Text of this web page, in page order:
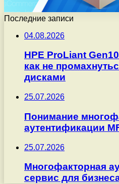
Последние записи
04.08.2026
HPE ProLiant
как не
дисками
25.07.2026
Понимание
аутентификации
25.07.2026
Многофакторная
сервис для